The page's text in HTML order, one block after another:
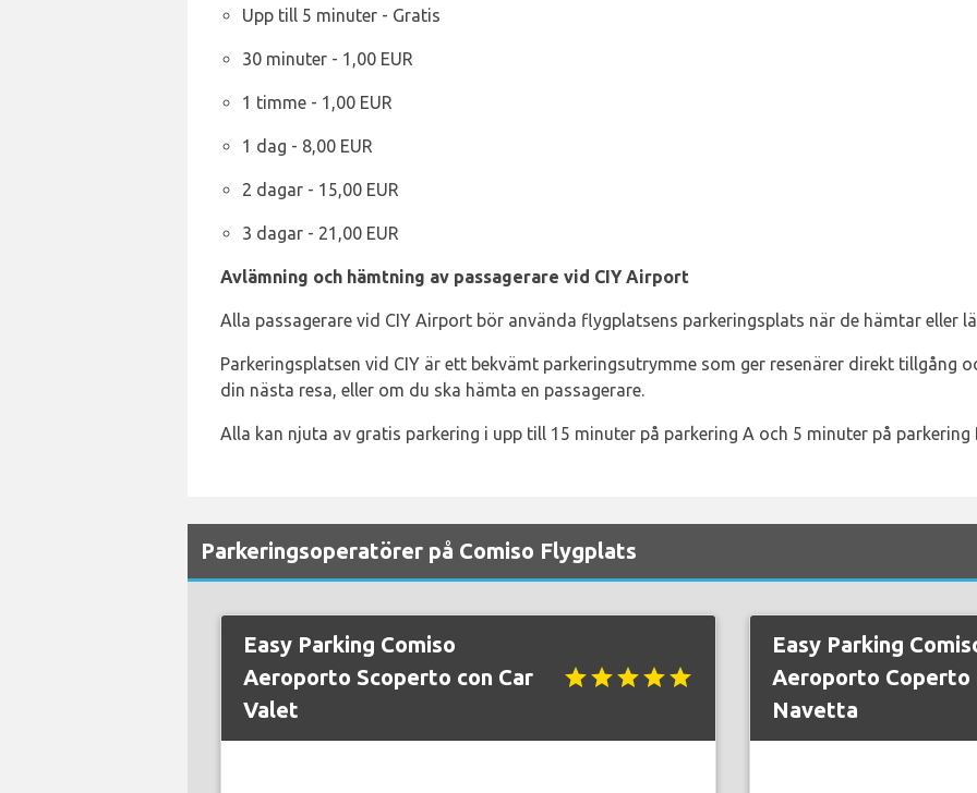
Upp till 5 minuter - Gratis
30 minuter - 1,00 EUR
1 timme - 1,00 EUR
1 dag - 8,00 EUR
2 dagar - 15,00 EUR
3 dagar - 21,00 EUR
Avlämning och hämtning av passagerare vid CIY Airport
Alla passagerare vid CIY Airport bör använda flygplatsens parkeringsplats när de hämtar eller
Parkeringsplatsen vid CIY är ett bekvämt parkeringsutrymme som ger resenärer direkt tillgång
din nästa resa, eller om du ska hämta en passagerare.
Alla kan njuta av gratis parkering i upp till 15 minuter på parkering A och 5 minuter på parkering
Parkeringsoperatörer på Comiso Flygplats
Easy Parking Comiso
Aeroporto Scoperto con Car
Valet
starstarstarstarstar
Easy Parking
Aeroporto Coperto
Navetta